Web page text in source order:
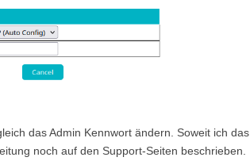
das Admin Kennwort ändern. Soweit ich das
noch auf den Support-Seiten beschrieben.